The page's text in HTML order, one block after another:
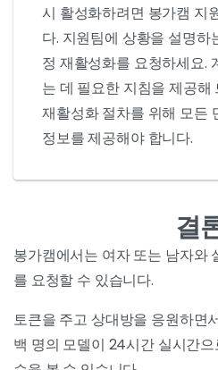
시 활성화하려면 봉가캠 지
다. 지원팀에 상황을 설명하
정 재활성화를 요청하세요.
는 데 필요한 지침을 제공해
재활성화 절차를 위해 모든
정보를 제공해야 합니다.
결
봉가캠에서는 여자 또는 남자와
를 요청할 수 있습니다.
토큰을 주고 상대방을 응원하면
백 명의 모델이 24시간 실시간